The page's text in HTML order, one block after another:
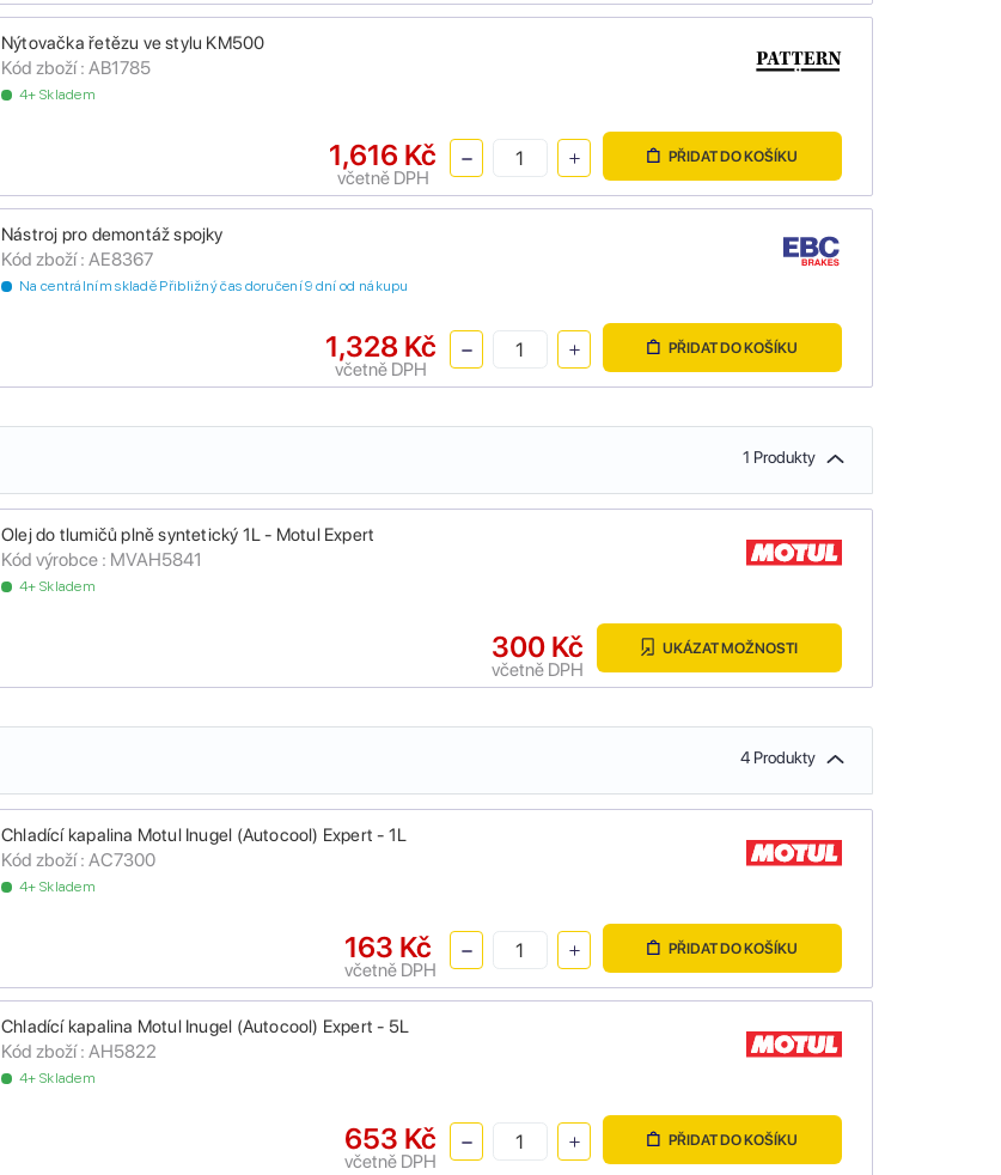
Nýtovačka řetězu ve stylu KM500
Kód zboží : AB1785
4+ Skladem
1,616 Kč
včetně DPH
PŘIDAT DO KOŠÍKU
Nástroj pro demontáž spojky
Kód zboží : AE8367
Na centrálním skladě Přibližný čas doručení 9 dní od nákupu
1,328 Kč
včetně DPH
PŘIDAT DO KOŠÍKU
1 Produkty
Olej do tlumičů plně syntetický 1L - Motul Expert
Kód výrobce : MVAH5841
4+ Skladem
300 Kč
včetně DPH
UKÁZAT MOŽNOSTI
4 Produkty
Chladící kapalina Motul Inugel (Autocool) Expert - 1L
Kód zboží : AC7300
4+ Skladem
163 Kč
včetně DPH
PŘIDAT DO KOŠÍKU
Chladící kapalina Motul Inugel (Autocool) Expert - 5L
Kód zboží : AH5822
4+ Skladem
653 Kč
včetně DPH
PŘIDAT DO KOŠÍKU